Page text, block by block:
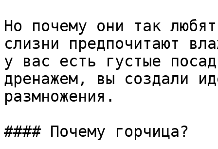
Но почему они так
слизни предпочитают
у вас есть густые
дренажем, вы создали
размножения.
#### Почему горчица?